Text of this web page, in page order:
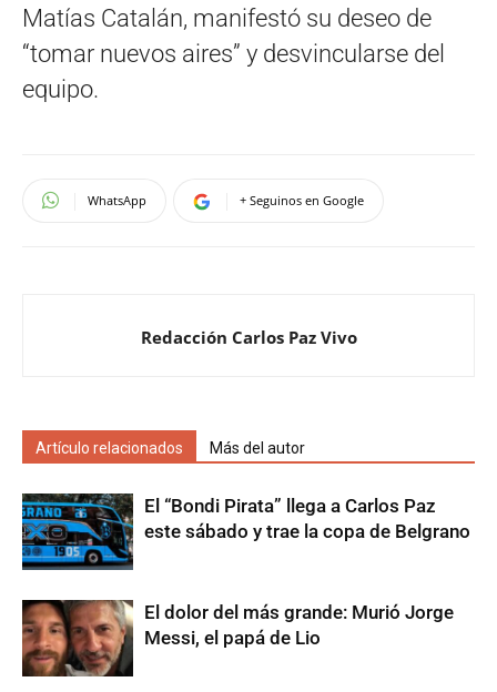
Matías Catalán, manifestó su deseo de
“tomar nuevos aires” y desvincularse del
equipo.
WhatsApp + Seguinos en Google
Redacción Carlos Paz Vivo
Artículo relacionados Más del autor
El “Bondi Pirata” llega a Carlos Paz
este sábado y trae la copa de Belgrano
El dolor del más grande: Murió Jorge
Messi, el papá de Lio